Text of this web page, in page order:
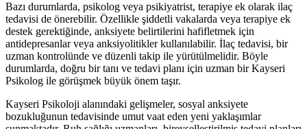
Bazı durumlarda, psikolog veya psikiyatrist, terapiye ek olarak ilaç
tedavisi de önerebilir. Özellikle şiddetli vakalarda veya terapiye ek
destek gerektiğinde, anksiyete belirtilerini hafifletmek için
antidepresanlar veya anksiyolitikler kullanılabilir. İlaç tedavisi, bir
uzman kontrolünde ve düzenli takip ile yürütülmelidir. Böyle
durumlarda, doğru bir tanı ve tedavi planı için uzman bir Kayseri
Psikolog ile görüşmek büyük önem taşır.
Kayseri Psikoloji alanındaki gelişmeler, sosyal anksiyete
bozukluğunun tedavisinde umut vaat eden yeni yaklaşımlar